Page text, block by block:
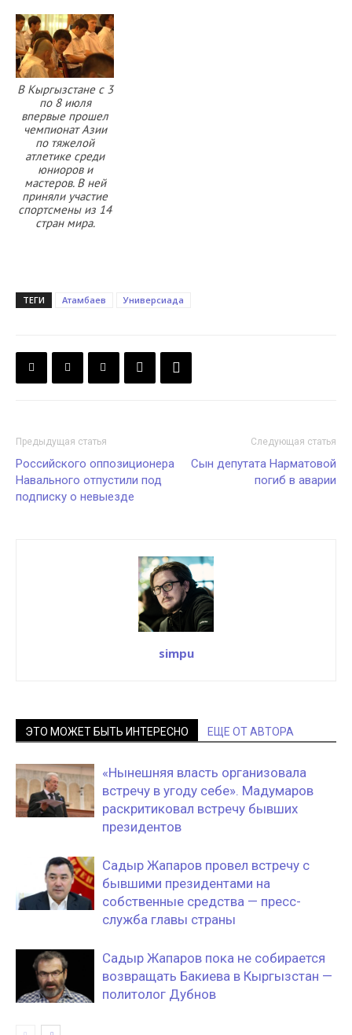
В Кыргызстане c 3
по 8 июля
впервые прошел
чемпионат Азии
по тяжелой
атлетике среди
юниоров и
мастеров. В ней
приняли участие
спортсмены из 14
стран мира.
ТЕГИ Атамбаев Универсиада
Предыдущая статья
Российского оппозиционера
Навального отпустили под
подписку о невыезде
Следующая статья
Сын депутата Нарматовой
погиб в аварии
simpu
ЭТО МОЖЕТ БЫТЬ ИНТЕРЕСНО ЕЩЕ ОТ АВТОРА
«Нынешняя власть организовала
встречу в угоду себе». Мадумаров
раскритиковал встречу бывших
президентов
Садыр Жапаров провел встречу с
бывшими президентами на
собственные средства — пресс-
служба главы страны
Садыр Жапаров пока не собирается
возвращать Бакиева в Кыргызстан —
политолог Дубнов